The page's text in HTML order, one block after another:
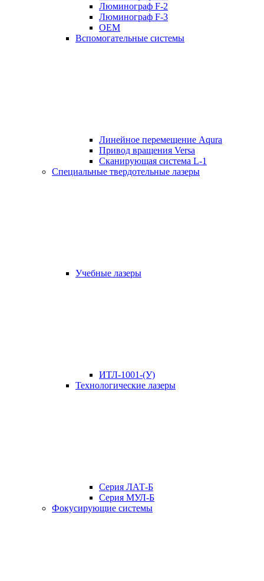
Люминограф F-2
Люминограф F-3
OEM
Вспомогательные системы
Линейное перемещение Aqura
Привод вращения Versa
Сканирующая система L-1
Специальные твердотельные лазеры
Учебные лазеры
ИТЛ-1001-(У)
Технологические лазеры
Серия ЛАТ-Б
Серия МУЛ-Б
Фокусирующие системы